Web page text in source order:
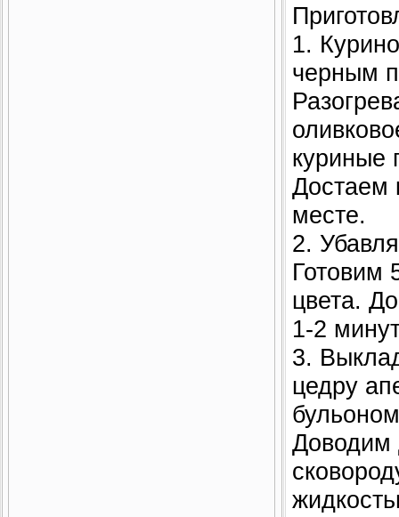
1.
черным
куриные
Достаем
месте.
2.
Готовим
цвета.
1-2
3.
цедру
Доводим